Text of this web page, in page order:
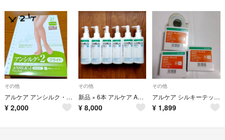
その他
アルケア アンシルク・2 ブライト パンティーストッキング 弾性ストッキング …
¥ 2,000
その他
新品 × 6本 アルケア ALCARE リモイスme保湿ローション 200ml
¥ 8,000
その他
アルケア シルキーテックス 5号 ホワイト 新品2個.使用中1個
¥ 1,899